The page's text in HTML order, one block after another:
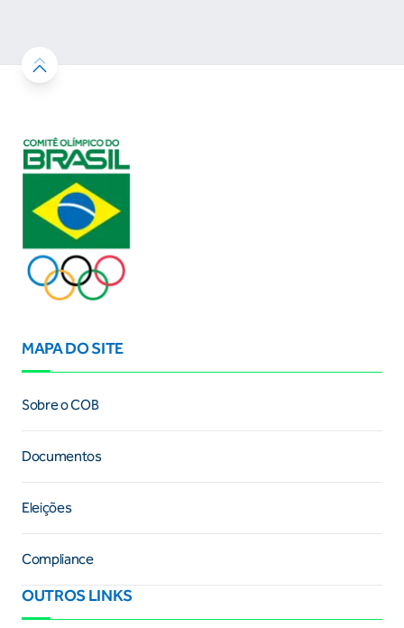
MAPA DO SITE
Sobre o COB
Documentos
Eleições
Compliance
OUTROS LINKS